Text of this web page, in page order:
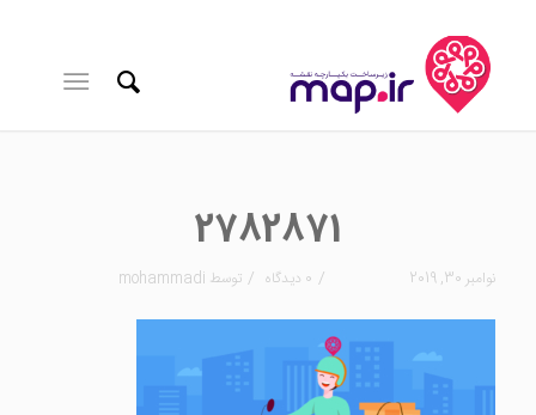
2782871
نوامبر 30, 2019 / 0 دیدگاه / توسط mohammadi